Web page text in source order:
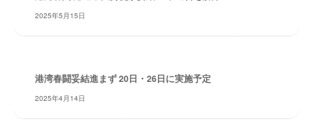
2025年5月15日
港湾春闘妥結進まず 20日・26日に実施予定
2025年4月14日